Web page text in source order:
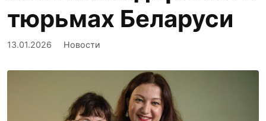
тюрьмах Беларуси
13.01.2026 Новости